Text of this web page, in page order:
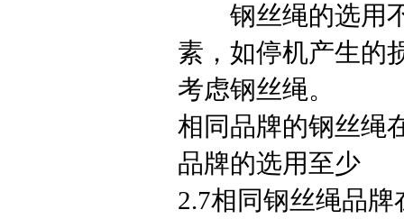
钢丝绳的选用不
素，如停机产生的
考虑钢丝绳。
相同品牌的钢丝绳
品牌的选用至少
2.7相同钢丝绳品